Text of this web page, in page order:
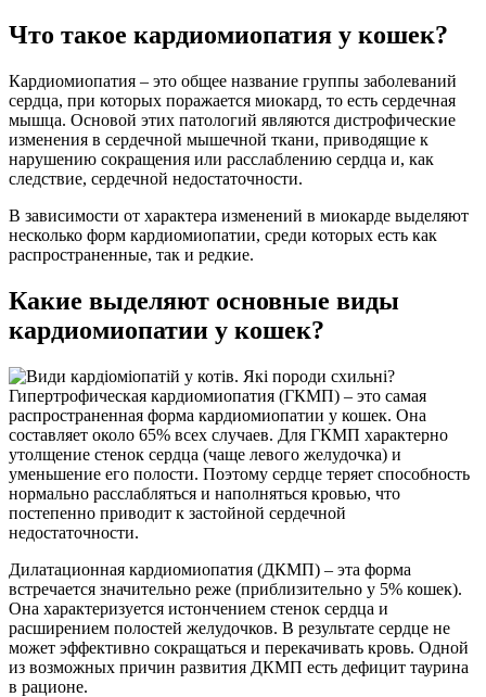
Что такое кардиомиопатия у кошек?
Кардиомиопатия – это общее название группы заболеваний
сердца, при которых поражается миокард, то есть сердечная
мышца. Основой этих патологий являются дистрофические
изменения в сердечной мышечной ткани, приводящие к
нарушению сокращения или расслаблению сердца и, как
следствие, сердечной недостаточности.
В зависимости от характера изменений в миокарде выделяют
несколько форм кардиомиопатии, среди которых есть как
распространенные, так и редкие.
Какие выделяют основные виды
кардиомиопатии у кошек?
Гипертрофическая кардиомиопатия (ГКМП) – это самая
распространенная форма кардиомиопатии у кошек. Она
составляет около 65% всех случаев. Для ГКМП характерно
утолщение стенок сердца (чаще левого желудочка) и
уменьшение его полости. Поэтому сердце теряет способность
нормально расслабляться и наполняться кровью, что
постепенно приводит к застойной сердечной
недостаточности.
Дилатационная кардиомиопатия (ДКМП) – эта форма
встречается значительно реже (приблизительно у 5% кошек).
Она характеризуется истончением стенок сердца и
расширением полостей желудочков. В результате сердце не
может эффективно сокращаться и перекачивать кровь. Одной
из возможных причин развития ДКМП есть дефицит таурина
в рационе.